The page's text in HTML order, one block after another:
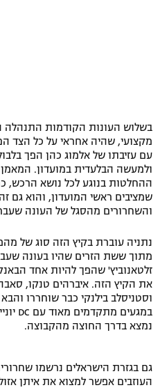
בשלוש העונות הקודמות התנהלה
מקצועי, שהיה אחראי על כל הצד
עם עזיבתו של אלמוג כהן הפך
ולמעשה הבלעדית במועדון.
ההחלטות בנוגע לכל נושא הרכש,
שמציבים ראשי המועדון, והוא גם
והשחרורים מהסגל של העונה
נתניה עוברת בקיץ הזה סוג של
מתוך ששת הזרים שהיו בעונה
זלטאנוביץ' שהפך להיות אחד
את הקיץ הזה. איברהים טנקו,
וסטניסלב בילנקי כבר שוחררו
נמצא בדרך החוצה מהקבוצה.
גם בגזרת הישראלים נרשמו
העוזבים אפשר למצוא את איתן